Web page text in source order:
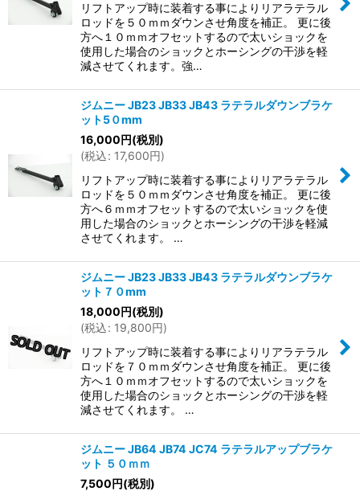
リフトアップ時に装着する事によりリアラテラル
ロッドを５０ｍｍダウンさせ角度を補正。 更に後
方へ１０ｍｍオフセットするので太いショックを
使用した場合のショックとホーシングの干渉を軽
減させてくれます。強…
ジムニー JB23 JB33 JB43 ラテラルダウンブラケ
ット5０mm
16,000円(税別)
(税込: 17,600円)
リフトアップ時に装着する事によりリアラテラル
ロッドを５０ｍｍダウンさせ角度を補正。 更に後
方へ６ｍｍオフセットするので太いショックを使
用した場合のショックとホーシングの干渉を軽減
させてくれます。 …
ジムニー JB23 JB33 JB43 ラテラルダウンブラケ
ット７０mm
18,000円(税別)
(税込: 19,800円)
リフトアップ時に装着する事によりリアラテラル
ロッドを７０ｍｍダウンさせ角度を補正。 更に後
方へ１０ｍｍオフセットするので太いショックを
使用した場合のショックとホーシングの干渉を軽
減させてくれます。 …
ジムニー JB64 JB74 JC74 ラテラルアップブラケ
ット ５０ｍｍ
7,500円(税別)